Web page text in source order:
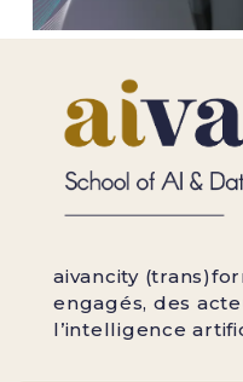
aivancity
engagés, des
l’intelligence